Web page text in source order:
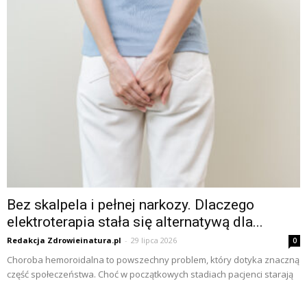
Bez skalpela i pełnej narkozy. Dlaczego
elektroterapia stała się alternatywą dla...
Redakcja Zdrowieinatura.pl - 29 lipca 2026 0
Choroba hemoroidalna to powszechny problem, który dotyka znaczną
część społeczeństwa. Choć w początkowych stadiach pacjenci starają